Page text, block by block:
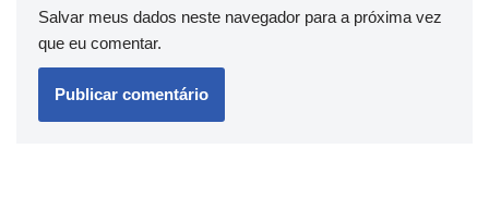
Salvar meus dados neste navegador para a próxima vez
que eu comentar.